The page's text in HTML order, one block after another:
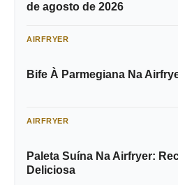
de agosto de 2026
AIRFRYER
Bife À Parmegiana Na
AIRFRYER
Paleta Suína Na Airfryer:
Deliciosa